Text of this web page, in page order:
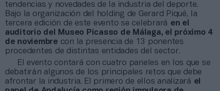
tendencias y novedades de la industria del deporte.
Bajo la organización del holding de Gerard Piqué, la
tercera edición de este evento se celebrará en el
auditorio del Museo Picasso de Málaga, el próximo 4
de noviembre con la presencia de 13 ponentes
procedentes de distintas entidades del sector.
El evento contará con cuatro paneles en los que se
debatirán algunos de los principales retos que debe
afrontar la industria. El primero de ellos analizará el